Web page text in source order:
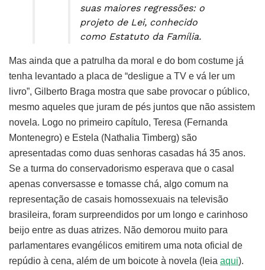
suas maiores regressões: o
projeto de Lei, conhecido
como Estatuto da Família.
Mas ainda que a patrulha da moral e do bom costume já
tenha levantado a placa de “desligue a TV e vá ler um
livro”, Gilberto Braga mostra que sabe provocar o público,
mesmo aqueles que juram de pés juntos que não assistem
novela. Logo no primeiro capítulo, Teresa (Fernanda
Montenegro) e Estela (Nathalia Timberg) são
apresentadas como duas senhoras casadas há 35 anos.
Se a turma do conservadorismo esperava que o casal
apenas conversasse e tomasse chá, algo comum na
representação de casais homossexuais na televisão
brasileira, foram surpreendidos por um longo e carinhoso
beijo entre as duas atrizes. Não demorou muito para
parlamentares evangélicos emitirem uma nota oficial de
repúdio à cena, além de um boicote à novela (leia aqui).